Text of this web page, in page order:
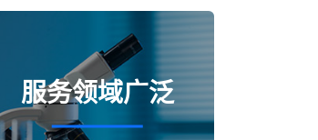
服务领域广泛